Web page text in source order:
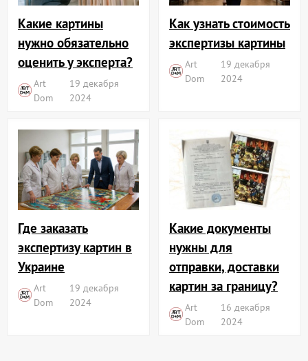
Какие картины
нужно обязательно
оценить у эксперта?
Art
Dom
19 декабря
2024
Как узнать стоимость
экспертизы картины
Art
Dom
19 декабря
2024
Где заказать
экспертизу картин в
Украине
Art
Dom
19 декабря
2024
Какие документы
нужны для
отправки, доставки
картин за границу?
Art
Dom
16 декабря
2024